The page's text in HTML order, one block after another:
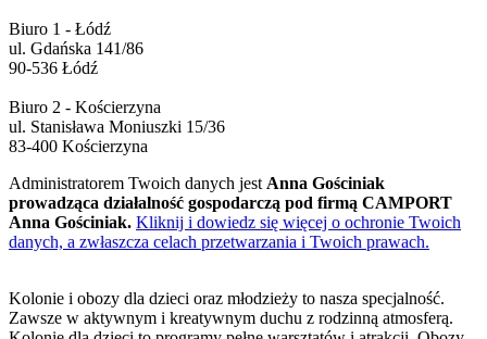
Biuro 1 - Łódź
ul. Gdańska 141/86
90-536 Łódź
Biuro 2 - Kościerzyna
ul. Stanisława Moniuszki 15/36
83-400 Kościerzyna
Administratorem Twoich danych jest Anna Gościniak
prowadząca działalność gospodarczą pod firmą CAMPORT
Anna Gościniak. Kliknij i dowiedz się więcej o ochronie Twoich
danych, a zwłaszcza celach przetwarzania i Twoich prawach.
Kolonie i obozy dla dzieci oraz młodzieży to nasza specjalność.
Zawsze w aktywnym i kreatywnym duchu z rodzinną atmosferą.